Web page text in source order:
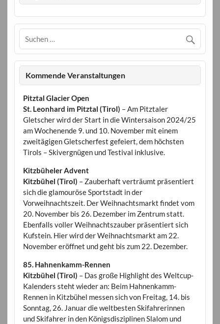
Kommende Veranstaltungen
Pitztal Glacier Open
St. Leonhard im Pitztal (Tirol) – Am Pitztaler
Gletscher wird der Start in die Wintersaison 2024/25
am Wochenende 9. und 10. November mit einem
zweitägigen Gletscherfest gefeiert, dem höchsten
Tirols – Skivergnügen und Testival inklusive.
Kitzbüheler Advent
Kitzbühel (Tirol) – Zauberhaft verträumt präsentiert
sich die glamouröse Sportstadt in der
Vorweihnachtszeit. Der Weihnachtsmarkt findet vom
20. November bis 26. Dezember im Zentrum statt.
Ebenfalls voller Weihnachtszauber präsentiert sich
Kufstein. Hier wird der Weihnachtsmarkt am 22.
November eröffnet und geht bis zum 22. Dezember.
85. Hahnenkamm-Rennen
Kitzbühel (Tirol) – Das große Highlight des Weltcup-
Kalenders steht wieder an: Beim Hahnenkamm-
Rennen in Kitzbühel messen sich von Freitag, 14. bis
Sonntag, 26. Januar die weltbesten Skifahrerinnen
und Skifahrer in den Königsdisziplinen Slalom und